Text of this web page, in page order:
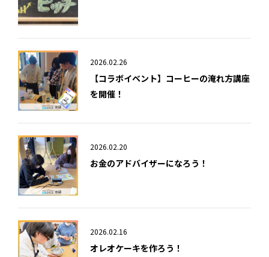
2026.02.26
【コラボイベント】コーヒーの淹れ方講座
を開催！
2026.02.20
お金のアドバイザーになろう！
2026.02.16
オレオケーキを作ろう！